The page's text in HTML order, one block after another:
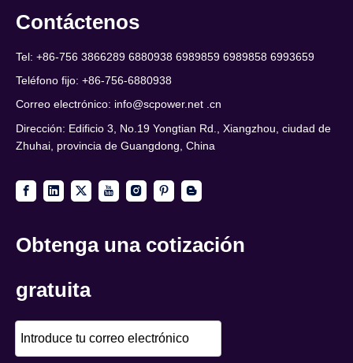
Contáctenos
Tel: +86-756 3866289 6880938 6989859 6989858 6993659
Teléfono fijo: +86-756-6880938
Correo electrónico: info@scpower.net .cn
Dirección: Edificio 3, No.19 Yongtian Rd., Xiangzhou, ciudad de
Zhuhai, provincia de Guangdong, China
Obtenga una cotización
gratuita